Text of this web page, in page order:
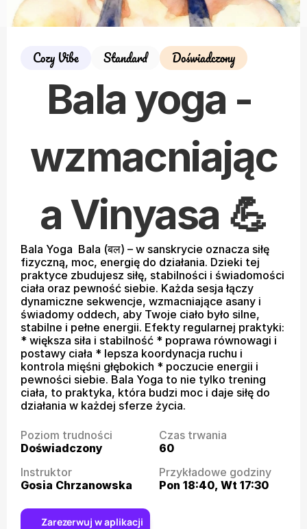
Cozy Vibe Standard Doświadczony
Bala yoga -
wzmacniając
a Vinyasa 💪
Bala Yoga  Bala (बल) – w sanskrycie oznacza siłę
fizyczną, moc, energię do działania. Dzieki tej
praktyce zbudujesz siłę, stabilności i świadomości
ciała oraz pewność siebie. Każda sesja łączy
dynamiczne sekwencje, wzmacniające asany i
świadomy oddech, aby Twoje ciało było silne,
stabilne i pełne energii. Efekty regularnej praktyki:
* większa siła i stabilność * poprawa równowagi i
postawy ciała * lepsza koordynacja ruchu i
kontrola mięśni głębokich * poczucie energii i
pewności siebie. Bala Yoga to nie tylko trening
ciała, to praktyka, która budzi moc i daje siłę do
działania w każdej sferze życia.
Poziom trudności
Doświadczony
Czas trwania
60
Instruktor
Gosia Chrzanowska
Przykładowe godziny
Pon 18:40, Wt 17:30
Zarezerwuj w aplikacji